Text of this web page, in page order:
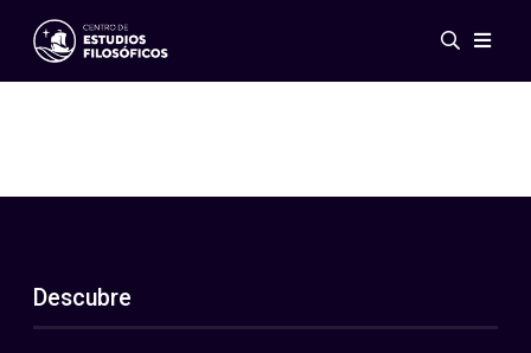
Eventos
ES
EN
Acerca de nosotros
Descubre